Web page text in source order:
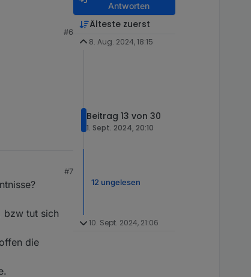
#6
#7
bzw tut sich
die
Antworten
Älteste zuerst
8. Aug. 2024, 18:15
Beitrag 13 von 30
1. Sept. 2024, 20:10
12 ungelesen
10. Sept. 2024, 21:06